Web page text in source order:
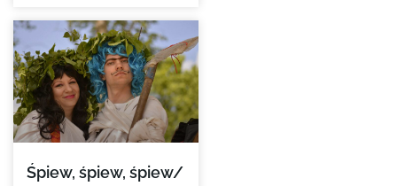
Śpiew, śpiew, śpiew/